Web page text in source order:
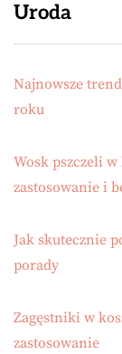
Uroda
Najnowsze
roku
Wosk pszczeli
zastosowanie i
Jak skutecznie
porady
Zagęstniki w
zastosowanie